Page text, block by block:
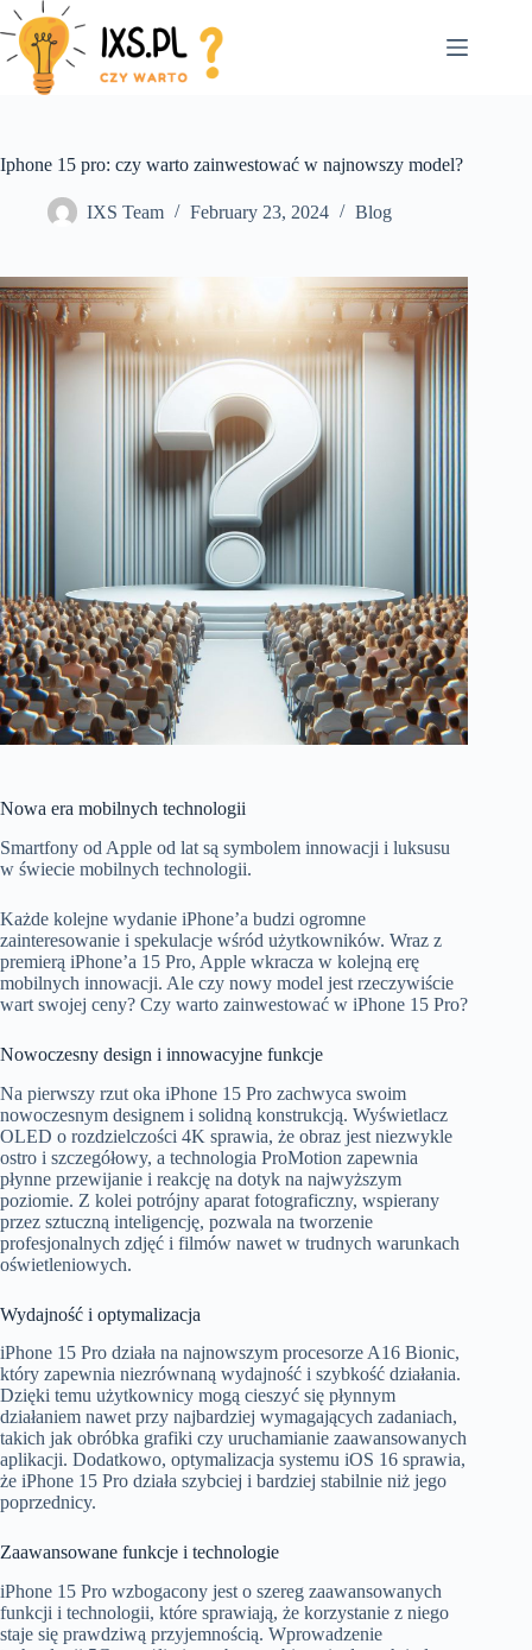
Skip
to
content
Iphone 15 pro: czy warto zainwestować w najnowszy model?
IXS Team February 23, 2024 Blog
Nowa era mobilnych technologii
Smartfony od Apple od lat są symbolem innowacji i luksusu
w świecie mobilnych technologii.
Każde kolejne wydanie iPhone’a budzi ogromne
zainteresowanie i spekulacje wśród użytkowników. Wraz z
premierą iPhone’a 15 Pro, Apple wkracza w kolejną erę
mobilnych innowacji. Ale czy nowy model jest rzeczywiście
wart swojej ceny? Czy warto zainwestować w iPhone 15 Pro?
Nowoczesny design i innowacyjne funkcje
Na pierwszy rzut oka iPhone 15 Pro zachwyca swoim
nowoczesnym designem i solidną konstrukcją. Wyświetlacz
OLED o rozdzielczości 4K sprawia, że obraz jest niezwykle
ostro i szczegółowy, a technologia ProMotion zapewnia
płynne przewijanie i reakcję na dotyk na najwyższym
poziomie. Z kolei potrójny aparat fotograficzny, wspierany
przez sztuczną inteligencję, pozwala na tworzenie
profesjonalnych zdjęć i filmów nawet w trudnych warunkach
oświetleniowych.
Wydajność i optymalizacja
iPhone 15 Pro działa na najnowszym procesorze A16 Bionic,
który zapewnia niezrównaną wydajność i szybkość działania.
Dzięki temu użytkownicy mogą cieszyć się płynnym
działaniem nawet przy najbardziej wymagających zadaniach,
takich jak obróbka grafiki czy uruchamianie zaawansowanych
aplikacji. Dodatkowo, optymalizacja systemu iOS 16 sprawia,
że iPhone 15 Pro działa szybciej i bardziej stabilnie niż jego
poprzednicy.
Zaawansowane funkcje i technologie
iPhone 15 Pro wzbogacony jest o szereg zaawansowanych
funkcji i technologii, które sprawiają, że korzystanie z niego
staje się prawdziwą przyjemnością. Wprowadzenie